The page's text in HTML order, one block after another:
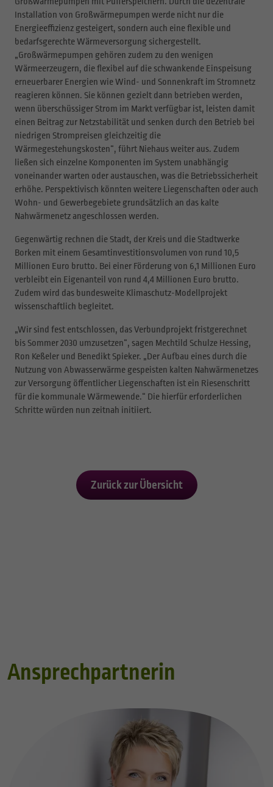
Installation von Großwärmepumpen werde nicht nur die
Energieeffizienz gesteigert, sondern auch eine flexible und
bedarfsgerechte Wärmeversorgung sichergestellt.
„Großwärmepumpen gehören zudem zu den wenigen
Wärmeerzeugern, die flexibel auf die schwankende Einspeisung
erneuerbarer Energien wie Wind- und Sonnenkraft im Stromnetz
reagieren können. Sie können gezielt dann betrieben werden,
wenn überschüssiger Strom im Markt verfügbar ist, leisten damit
einen Beitrag zur Netzstabilität und senken durch den Betrieb bei
niedrigen Strompreisen gleichzeitig die
Wärmegestehungskosten“, führt Niehaus weiter aus. Zudem
ließen sich einzelne Komponenten im System unabhängig
voneinander warten oder austauschen, was die Betriebssicherheit
erhöhe. Perspektivisch könnten weitere Liegenschaften oder auch
Wohn- und Gewerbegebiete grundsätzlich an das kalte
Nahwärmenetz angeschlossen werden.
Gegenwärtig rechnen die Stadt, der Kreis und die Stadtwerke
Borken mit einem Gesamtinvestitionsvolumen von rund 10,5
Millionen Euro brutto. Bei einer Förderung von 6,1 Millionen Euro
verbleibt ein Eigenanteil von rund 4,4 Millionen Euro brutto.
Zudem wird das bundesweite Klimaschutz-Modellprojekt
wissenschaftlich begleitet.
„Wir sind fest entschlossen, das Verbundprojekt fristgerechnet
bis Sommer 2030 umzusetzen“, sagen Mechtild Schulze Hessing,
Ron Keßeler und Benedikt Spieker. „Der Aufbau eines durch die
Nutzung von Abwasserwärme gespeisten kalten Nahwärmenetzes
zur Versorgung öffentlicher Liegenschaften ist ein Riesenschritt
für die kommunale Wärmewende.“ Die hierfür erforderlichen
Schritte würden nun zeitnah initiiert.
Zurück zur Übersicht
Ansprechpartnerin